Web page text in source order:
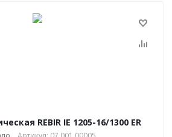
REBIR IE 1205-16/1300 ЕR